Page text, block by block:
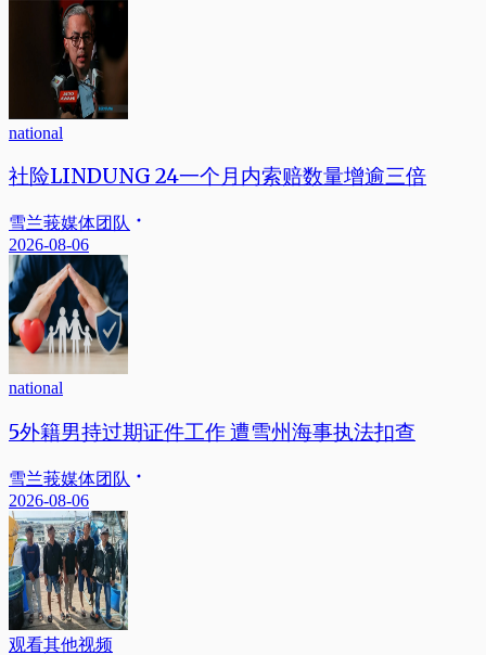
national
社险LINDUNG 24一个月内索赔数量增逾三倍
雪兰莪媒体团队
2026-08-06
national
5外籍男持过期证件工作 遭雪州海事执法扣查
雪兰莪媒体团队
2026-08-06
观看其他视频